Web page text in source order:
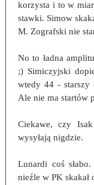
korzysta i to w
stawki. Simow
M. Zografski nie
No to ładna
;) Simiczyjski
wtedy 44 - starszy
Ale nie ma startów
Ciekawe, czy
wysyłają nigdzie.
Lunardi coś
nieźle w PK skakał